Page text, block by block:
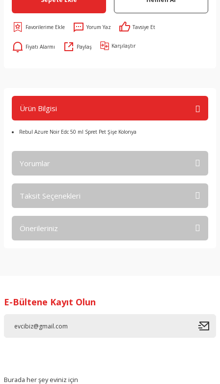
Yorum Yaz Tavsiye Et
Fiyatı Alarmı Paylaş Karşılaştır
Ürün Bilgisi
Rebul Azure Noir Edc 50 ml Spret Pet Şişe Kolonya
Yorumlar
Taksit Seçenekleri
Önerileriniz
Ürün resmi kalitesiz, bozuk veya görüntülenemiyor.
E-Bültene Kayıt Olun
Burada her şey eviniz için